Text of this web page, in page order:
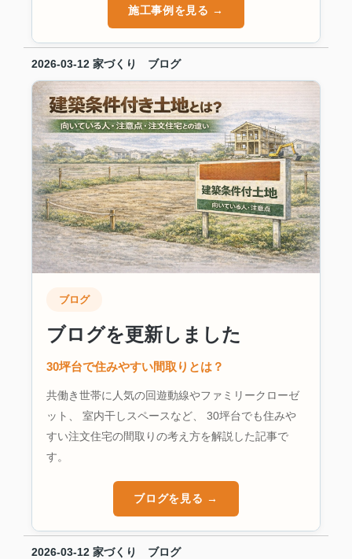
施工事例を見る →
2026-03-12 家づくり ブログ
ブログ
ブログを更新しました
30坪台で住みやすい間取りとは？
共働き世帯に人気の回遊動線やファミリークローゼ
ット、 室内干しスペースなど、 30坪台でも住みや
すい注文住宅の間取りの考え方を解説した記事で
す。
ブログを見る →
2026-03-12 家づくり ブログ